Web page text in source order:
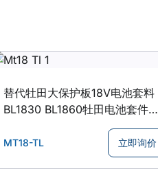
替代牡田大保护板18V电池套料
BL1830 BL1860牡田电池套件套
MT18-TL 立即询价